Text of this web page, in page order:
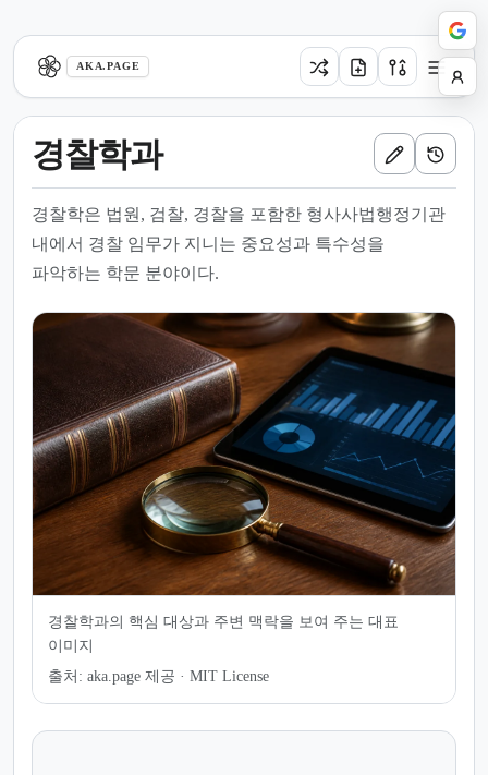
AKA.PAGE
경찰학과
경찰학은 법원, 검찰, 경찰을 포함한 형사사법행정기관
내에서 경찰 임무가 지니는 중요성과 특수성을
파악하는 학문 분야이다.
경찰학과의 핵심 대상과 주변 맥락을 보여 주는 대표
이미지
출처: aka.page 제공 · MIT License